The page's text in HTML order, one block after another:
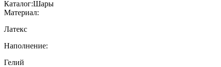
Каталог:Шары
Материал:
Латекс
Наполнение:
Гелий